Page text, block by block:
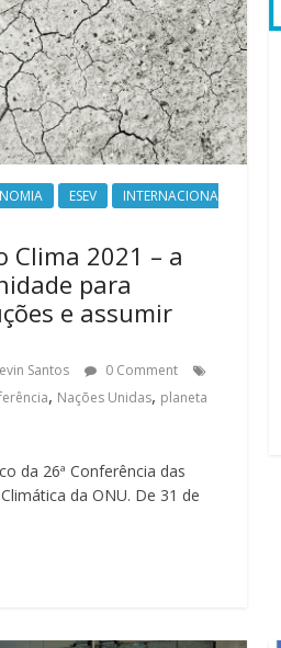
ESEV
INTERNACIONA
Clima 2021 – a
para
e assumir
Santos
0 Comment
, Nações Unidas, planeta
da 26ª Conferência das
da ONU. De 31 de